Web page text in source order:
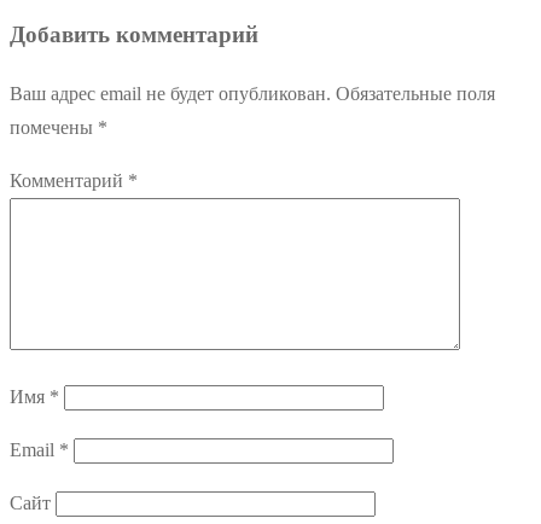
Добавить комментарий
Ваш адрес email не будет опубликован. Обязательные поля
помечены *
Комментарий *
Имя *
Email *
Сайт